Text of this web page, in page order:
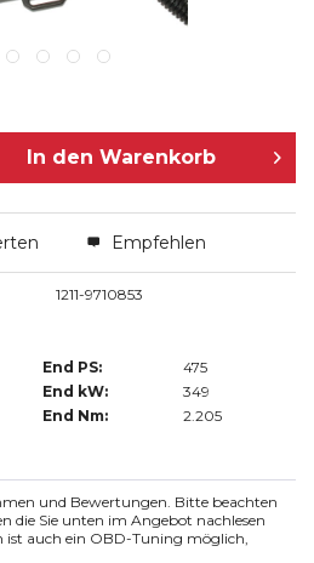
In den Warenkorb
Empfehlen
1211-9710853
End PS:
475
End kW:
349
End Nm:
2.205
und Bewertungen. Bitte beachten
die Sie unten im Angebot nachlesen
ist auch ein OBD-Tuning möglich,